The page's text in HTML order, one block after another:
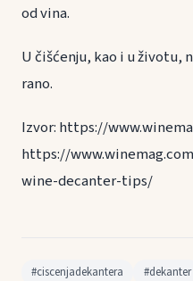
od vina.
U čišćenju, kao i u životu,
rano.
Izvor: https://
https://
wine-decanter-tips/
#ciscenjadekantera #dekanter